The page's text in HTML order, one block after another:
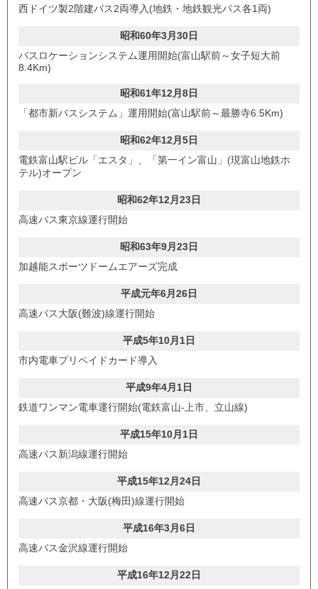
西ドイツ製2階建バス2両導入(地鉄・地鉄観光バス各1両)
昭和60年3月30日
バスロケーションシステム運用開始(富山駅前～女子短大前
8.4Km)
昭和61年12月8日
「都市新バスシステム」運用開始(富山駅前～最勝寺6.5Km)
昭和62年12月5日
電鉄富山駅ビル「エスタ」、「第一イン富山」(現富山地鉄ホ
テル)オープン
昭和62年12月23日
高速バス東京線運行開始
昭和63年9月23日
加越能スポーツドームエアーズ完成
平成元年6月26日
高速バス大阪(難波)線運行開始
平成5年10月1日
市内電車プリペイドカード導入
平成9年4月1日
鉄道ワンマン電車運行開始(電鉄富山-上市、立山線)
平成15年10月1日
高速バス新潟線運行開始
平成15年12月24日
高速バス京都・大阪(梅田)線運行開始
平成16年3月6日
高速バス金沢線運行開始
平成16年12月22日